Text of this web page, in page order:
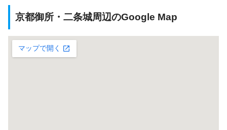
京都御所・二条城周辺のGoogle Map